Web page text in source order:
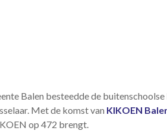
Balen besteedde de
Met de komst van KIKOEN
op 472 brengt.